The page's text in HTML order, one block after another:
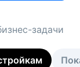
задачи